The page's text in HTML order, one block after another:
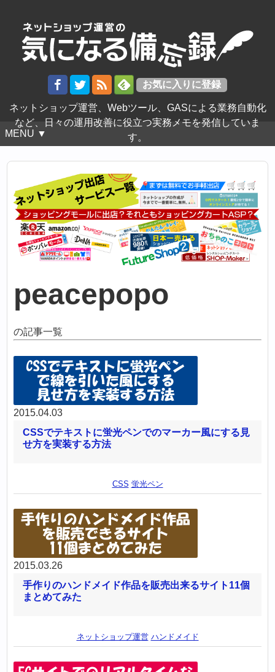
ネットショップ運営、Webツール、GASによる業務自動化
など、日々の運用改善に役立つ実務メモを発信していま
す。
MENU ▼
peacepopo
の記事一覧
2015.04.03
CSSでテキストに蛍光ペンでのマーカー風にする見
せ方を実装する方法
CSS 蛍光ペン
2015.03.26
手作りのハンドメイド作品を販売出来るサイト11個
まとめてみた
ネットショップ運営 ハンドメイド